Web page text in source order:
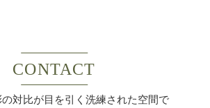
CONTACT
対比が目を引く洗練された空間で